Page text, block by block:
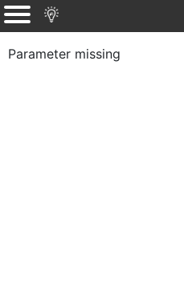
Parameter missing